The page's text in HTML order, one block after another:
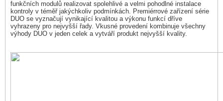
funkčních modulů realizovat spolehlivé a velmi pohodlné instalace
kontroly v téměř jakýchkoliv podmínkách. Premiérrové zařízení série
DUO se vyznačují vynikající kvalitou a výkonu funkcí dříve
vyhrazeny pro nejvyšší řady. Vkusné provedení kombinuje všechny
výhody DUO v jeden celek a vytváří produkt nejvyšší kvality.